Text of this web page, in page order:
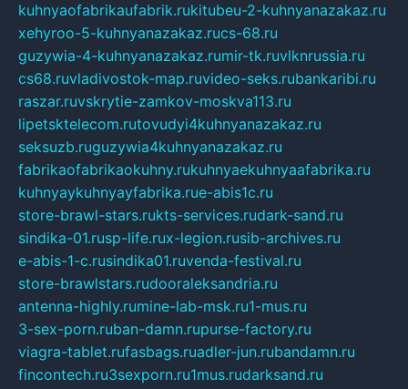
kuhnyaofabrikaufabrik.rukitubeu-2-kuhnyanazakaz.ru
xehyroo-5-kuhnyanazakaz.rucs-68.ru
guzywia-4-kuhnyanazakaz.rumir-tk.ruvlknrussia.ru
cs68.ruvladivostok-map.ruvideo-seks.rubankaribi.ru
raszar.ruvskrytie-zamkov-moskva113.ru
lipetsktelecom.rutovudyi4kuhnyanazakaz.ru
seksuzb.ruguzywia4kuhnyanazakaz.ru
fabrikaofabrikaokuhny.rukuhnyaekuhnyaafabrika.ru
kuhnyaykuhnyayfabrika.rue-abis1c.ru
store-brawl-stars.rukts-services.rudark-sand.ru
sindika-01.rusp-life.rux-legion.rusib-archives.ru
e-abis-1-c.rusindika01.ruvenda-festival.ru
store-brawlstars.rudooraleksandria.ru
antenna-highly.rumine-lab-msk.ru1-mus.ru
3-sex-porn.ruban-damn.rupurse-factory.ru
viagra-tablet.rufasbags.ruadler-jun.rubandamn.ru
fincontech.ru3sexporn.ru1mus.rudarksand.ru